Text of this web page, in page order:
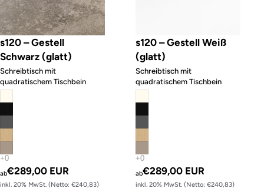
s120 – Gestell
Schwarz (glatt)
Schreibtisch mit
quadratischem Tischbein
ab€289,00 EUR
inkl. 20% MwSt. (Netto: €240,83)
s120 – Gestell Weiß
(glatt)
Schreibtisch mit
quadratischem Tischbein
ab€289,00 EUR
inkl. 20% MwSt. (Netto: €240,83)